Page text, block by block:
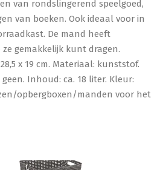
van rondslingerend speelgoed,
van boeken. Ook ideaal voor in
De mand heeft
gemakkelijk kunt dragen.
x 19 cm. Materiaal: kunststof.
Inhoud: ca. 18 liter. Kleur:
opbergboxen/manden voor het